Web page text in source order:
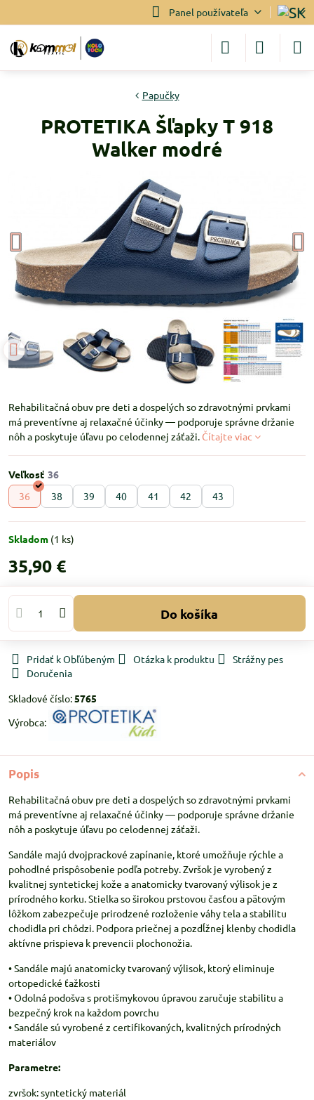
Panel používateľa
Papučky
PROTETIKA Šľapky T 918
Walker modré
Rehabilitačná obuv pre deti a dospelých so zdravotnými prvkami
má preventívne aj relaxačné účinky — podporuje správne držanie
nôh a poskytuje úľavu po celodennej záťaži. Čítajte viac
Veľkosť
36
38 39 40 41 42 43
Skladom (1 ks)
35,90 €
Do košíka
Pridať k Obľúbeným Otázka k produktu
Strážny pes
Doručenia
Skladové číslo:5765
Výrobca:
Popis
Rehabilitačná obuv pre deti a dospelých so zdravotnými prvkami
má preventívne aj relaxačné účinky — podporuje správne držanie
nôh a poskytuje úľavu po celodennej záťaži.
Sandále majú dvojprackové zapínanie, ktoré umožňuje rýchle a
pohodlné prispôsobenie podľa potreby. Zvršok je vyrobený z
kvalitnej syntetickej kože a anatomicky tvarovaný výlisok je z
prírodného korku. Stielka so širokou prstovou časťou a pätovým
lôžkom zabezpečuje prirodzené rozloženie váhy tela a stabilitu
chodidla pri chôdzi. Podpora priečnej a pozdĺžnej klenby chodidla
aktívne prispieva k prevencii plochonožia.
• Sandále majú anatomicky tvarovaný výlisok, ktorý eliminuje
ortopedické ťažkosti
• Odolná podošva s protišmykovou úpravou zaručuje stabilitu a
bezpečný krok na každom povrchu
• Sandále sú vyrobené z certifikovaných, kvalitných prírodných
materiálov
Parametre:
zvršok: syntetický materiál